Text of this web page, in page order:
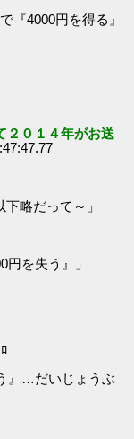
4000円を得る』
２０１４年がお送
略だって～」
を失う』」
』…だいじょうぶ